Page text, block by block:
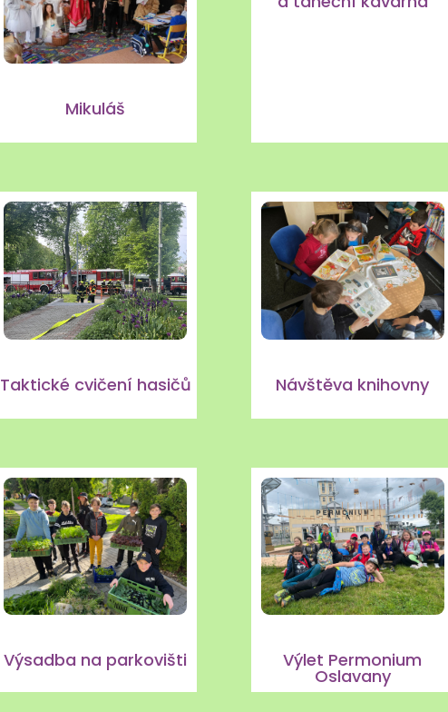
Mikuláš
Taktické cvičení hasičů Návštěva knihovny
Výsadba na parkovišti Výlet Permonium
Oslavany